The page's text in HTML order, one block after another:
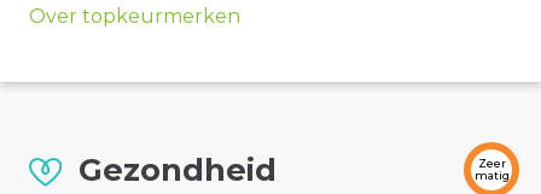
Over topkeurmerken
Gezondheid
Zeer
matig